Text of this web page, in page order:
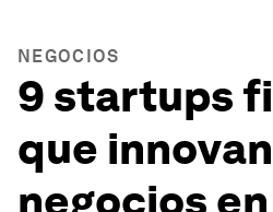
NEGOCIOS
9 startups
que
negocios